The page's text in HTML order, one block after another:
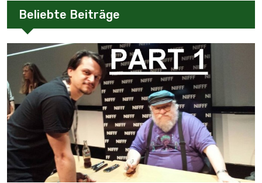
Beliebte Beiträge